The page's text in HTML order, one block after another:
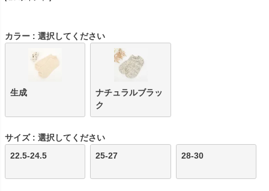
カラー 選択してください
生成
ナチュラルブラッ
ク
サイズ
選択してください
22.5-24.5
25-27 28-30